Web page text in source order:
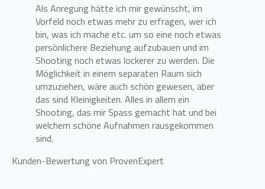
Als Anregung hätte ich mir gewünscht, im
Vorfeld noch etwas mehr zu erfragen, wer ich
bin, was ich mache etc. um so eine noch etwas
persönlichere Beziehung aufzubauen und im
Shooting noch etwas lockerer zu werden. Die
Möglichkeit in einem separaten Raum sich
umzuziehen, wäre auch schön gewesen, aber
das sind Kleinigkeiten. Alles in allem ein
Shooting, das mir Spass gemacht hat und bei
welchem schöne Aufnahmen rausgekommen
sind.
Kunden-Bewertung von ProvenExpert